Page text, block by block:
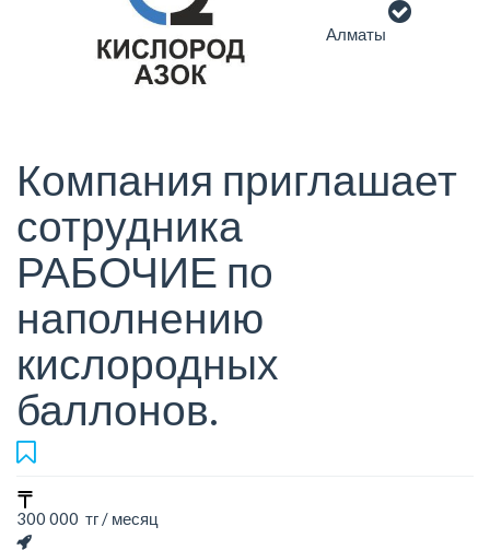
Алматы
Компания приглашает
сотрудника
РАБОЧИЕ по
наполнению
кислородных
баллонов.
300 000 тг / месяц